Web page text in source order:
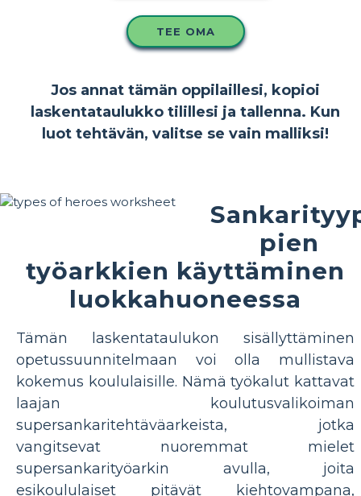
TEE OMA
Jos annat tämän oppilaillesi, kopioi
laskentataulukko tilillesi ja tallenna. Kun
luot tehtävän, valitse se vain malliksi!
pien
työarkkien käyttäminen
luokkahuoneessa
Tämän laskentataulukon sisällyttäminen
opetussuunnitelmaan voi olla mullistava
kokemus koululaisille. Nämä työkalut kattavat
laajan koulutusvalikoiman
supersankaritehtäväarkeista, jotka
vangitsevat nuoremmat mielet
supersankarityöarkin avulla, joita
esikoululaiset pitävät kiehtovampana,